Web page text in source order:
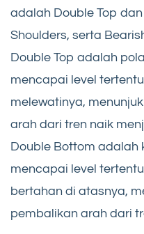
adalah Double Top
Shoulders, serta
Double Top adalah
mencapai level
melewatinya,
arah dari tren naik
Double Bottom adalah
mencapai level
bertahan di atasnya,
pembalikan arah dari